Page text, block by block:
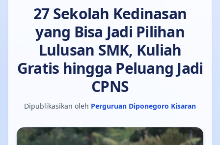
27 Sekolah Kedinasan
yang Bisa Jadi Pilihan
Lulusan SMK, Kuliah
Gratis hingga Peluang Jadi
CPNS
Dipublikasikan oleh Perguruan Diponegoro Kisaran